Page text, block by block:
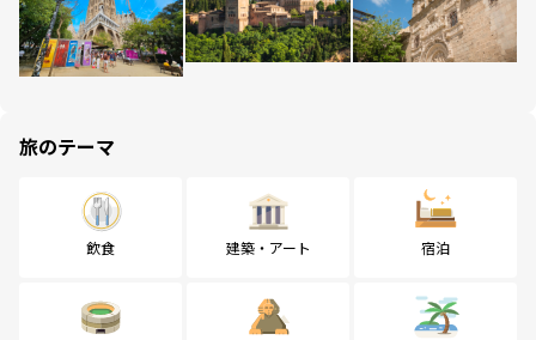
旅のテーマ
飲食 建築・アート 宿泊